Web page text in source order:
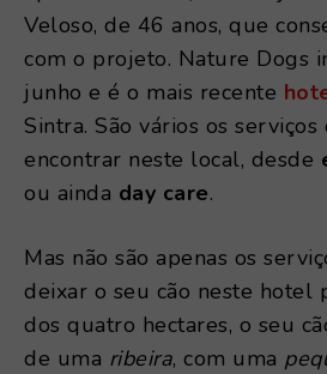
Veloso, de 46 anos, que
com o projeto. Nature Dogs
junho e é o mais recente
Sintra. São vários os
encontrar neste local, desde
ou ainda day care.
Mas não são apenas os
deixar o seu cão neste hotel
dos quatro hectares, o seu
de uma ribeira, com uma